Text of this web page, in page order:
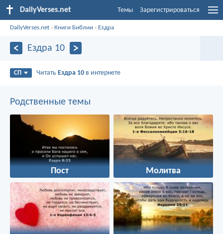
DailyVerses.net Темы Зарегистрироваться
DailyVerses.net ›Книги Библии › Ездра
Ездра 10
СП Читать Ездра 10 в интернете
Родственные темы
Пост Молитва